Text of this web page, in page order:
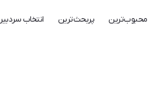
محبوب‌ترین پربحث‌ترین انتخاب سردبیر